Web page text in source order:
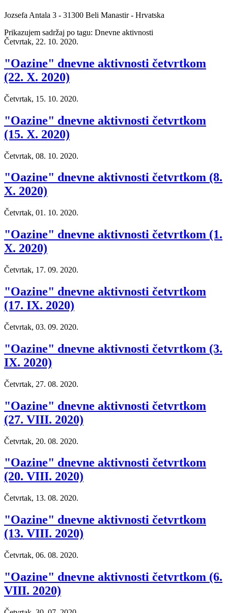
Jozsefa Antala 3 - 31300 Beli Manastir - Hrvatska
Prikazujem sadržaj po tagu: Dnevne aktivnosti
Četvrtak, 22. 10. 2020.
"Oazine" dnevne aktivnosti četvrtkom
(22. X. 2020)
Četvrtak, 15. 10. 2020.
"Oazine" dnevne aktivnosti četvrtkom
(15. X. 2020)
Četvrtak, 08. 10. 2020.
"Oazine" dnevne aktivnosti četvrtkom (8.
X. 2020)
Četvrtak, 01. 10. 2020.
"Oazine" dnevne aktivnosti četvrtkom (1.
X. 2020)
Četvrtak, 17. 09. 2020.
"Oazine" dnevne aktivnosti četvrtkom
(17. IX. 2020)
Četvrtak, 03. 09. 2020.
"Oazine" dnevne aktivnosti četvrtkom (3.
IX. 2020)
Četvrtak, 27. 08. 2020.
"Oazine" dnevne aktivnosti četvrtkom
(27. VIII. 2020)
Četvrtak, 20. 08. 2020.
"Oazine" dnevne aktivnosti četvrtkom
(20. VIII. 2020)
Četvrtak, 13. 08. 2020.
"Oazine" dnevne aktivnosti četvrtkom
(13. VIII. 2020)
Četvrtak, 06. 08. 2020.
"Oazine" dnevne aktivnosti četvrtkom (6.
VIII. 2020)